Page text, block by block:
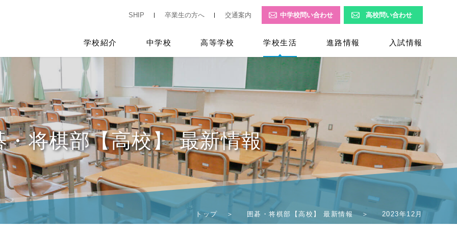
SHIP 卒業生の方へ 交通案内 中学校問い合わせ 高校問い合わせ
学校紹介 中学校 高等学校 学校生活 進路情報 入試情報
・将棋部【高校】 最新情報
トップ 囲碁・将棋部【高校】 最新情報 2023年12月